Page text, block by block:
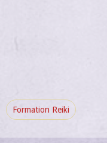
Formation Reiki